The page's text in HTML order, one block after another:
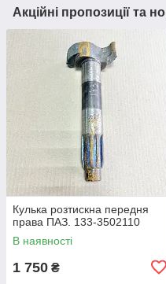
Акційні пропозиції та
Кулька розтискна передня
права ПАЗ. 133-3502110
В наявності
1 750 ₴